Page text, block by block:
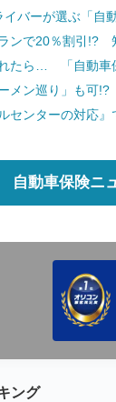
バーが選ぶ「自
ンで20％割引!?
たら… 「自動車
メン巡り」も可
ンターの対応』
自動車保険ニ
ング